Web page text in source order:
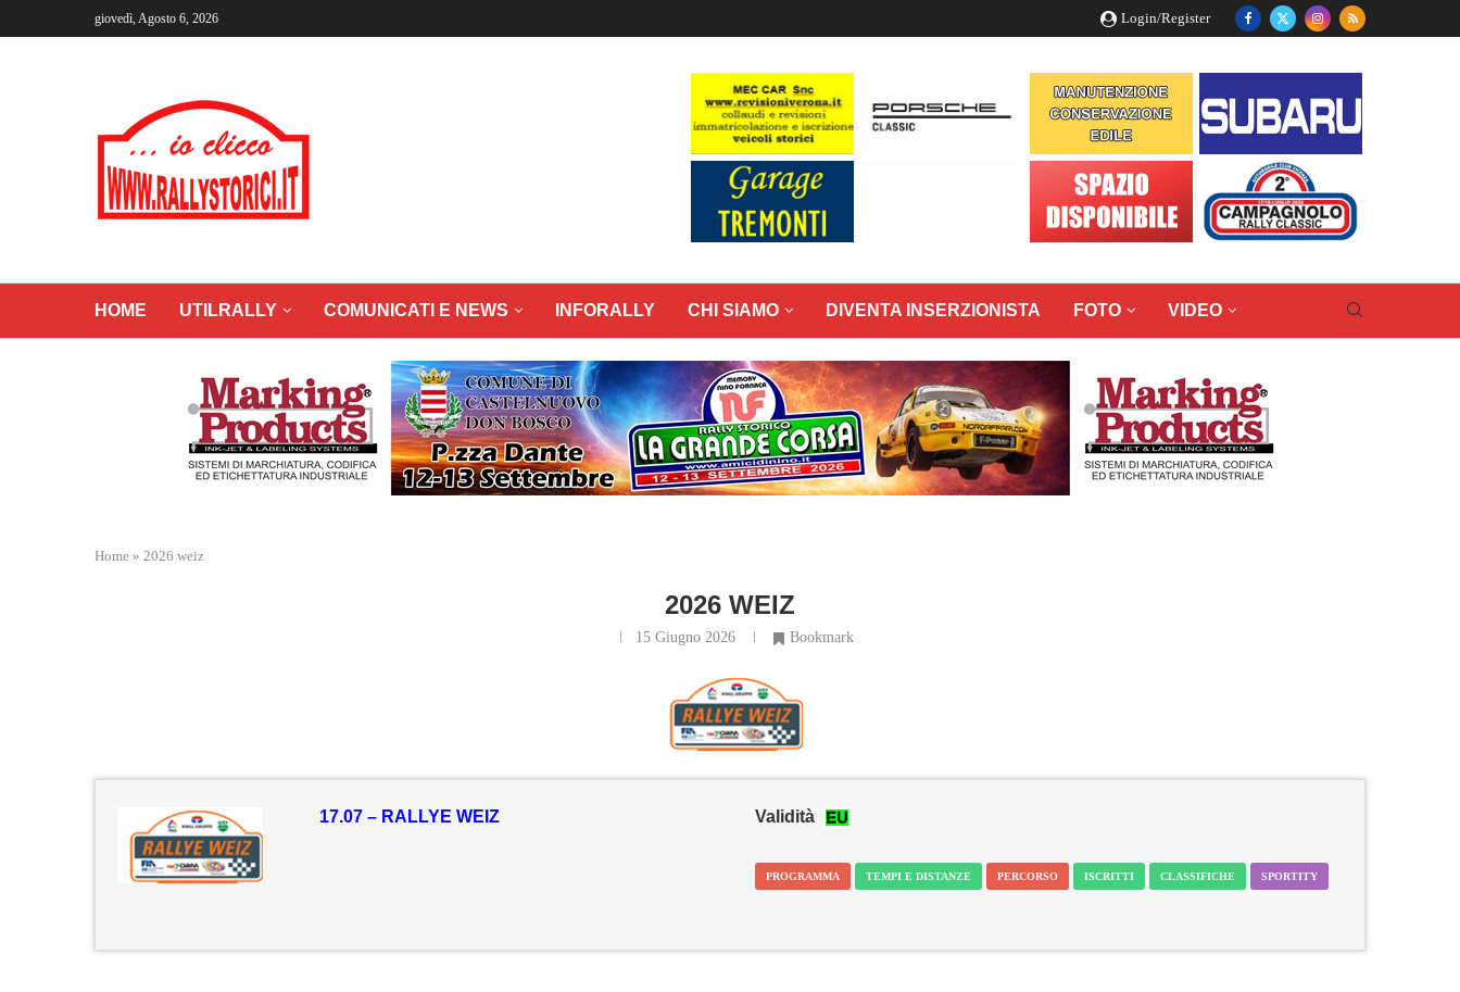
giovedì, Agosto 6, 2026 Login/Register
HOME UTILRALLY COMUNICATI E NEWS INFORALLY CHI SIAMO DIVENTA INSERZIONISTA FOTO VIDEO
Home » 2026 weiz
2026 WEIZ
15 Giugno 2026 Bookmark
17.07 – RALLYE WEIZ Validità
PROGRAMMA TEMPI E DISTANZE PERCORSO ISCRITTI CLASSIFICHE SPORTITY